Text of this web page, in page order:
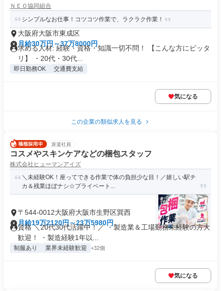
ＮＥＯ協同組合
シンプルなお仕事！コツコツ作業で、ラクラク作業！
大阪府大阪市東成区
月給30万円～37万8000円
求める人材: 経験・資格・知識一切不問！ 【こんな方にピッタ
リ】 ・20代・30代...
即日勤務OK 交通費支給
気になる
この企業の類似求人を見る
派遣社員
コスメやスキンケアなどの梱包スタッフ
株式会社ヒューマンアイズ
＼未経験OK！座ってできる作業で体の負担少な目！／嬉しい駅チ
カ＆残業ほぼナシ☆プライベート...
〒544-0012大阪府大阪市生野区巽西
月給19万2120円～23万5980円
資格 ＼20代30代活躍中！／ ・製造業＆工場勤務未経験の方大
歓迎！ ・製造経験1年以...
制服あり 業界未経験歓迎 +32個
気になる